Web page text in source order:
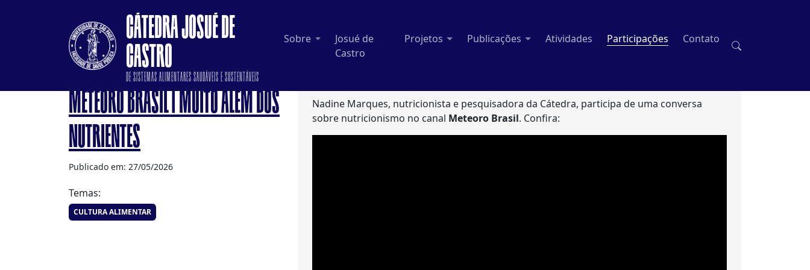
CÁTEDRA JOSUÉ DE
CASTRO
DE SISTEMAS ALIMENTARES SAUDÁVEIS E SUSTENTÁVEIS
Sobre
Josué de
Castro
Projetos Publicações Atividades Participações Contato
METEORO BRASIL | MUITO ALÉM DOS
NUTRIENTES
Publicado em: 27/05/2026
Temas:
CULTURA ALIMENTAR
Nadine Marques, nutricionista e pesquisadora da Cátedra, participa de uma conversa
sobre nutricionismo no canal Meteoro Brasil. Confira: